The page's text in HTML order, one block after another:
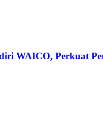
WAICO, Perkuat